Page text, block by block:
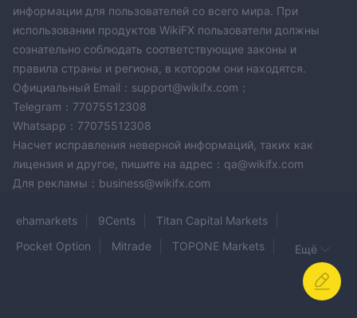
информации для пользователей со всего мира. При
использовании продуктов WikiFX пользователи должны
сознательно соблюдать соответствующие законы и
правила страны и региона, в котором они находятся.
Официальный Email：support@wikifx.com；
Telegram：77075512308
Whatsapp：77075512308
Насчет исправления неверной информаций, таких как
лицензия и другое, пишите на адрес：qa@wikifx.com
Для рекламы：business@wikifx.com
ehamarkets 9Cents
Titan Capital Markets
Pocket Option
Mitrade
TOPONE Markets
Ещё